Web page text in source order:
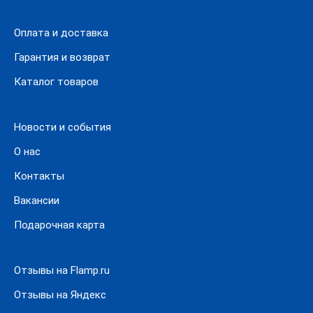
магазине можно через корзину. Выберите условия
оплаты и способ получения заказа, заполните
консультацию по наличию и ценам можно получить по
Оплата и доставка
Гарантия и возврат
Каталог товаров
Новости и события
О нас
Контакты
Вакансии
Подарочная карта
Отзывы на Flamp.ru
Отзывы на Яндекс